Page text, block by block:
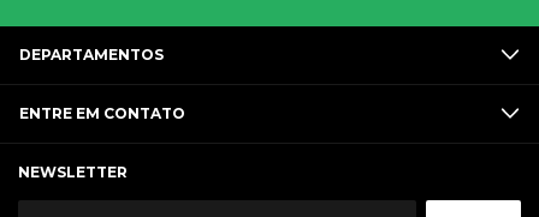
DEPARTAMENTOS
ENTRE EM CONTATO
NEWSLETTER